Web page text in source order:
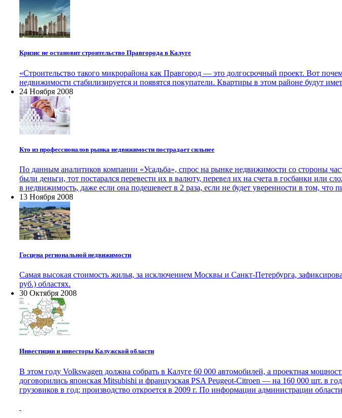
Кризис не остановит строительство Правгорода в Калуге
«Строительство такого микрорайона как Правгород — это долгосрочный проект. Вот
недвижимости стабилизируется и появятся покупатели. Квартиры в этом районе будут
24 Ноября 2008
Кто из профессионалов рынка недвижимости пострадает сильнее
По данным аналитиков компании «Усадьба», спрос на рынке недвижимости со стороны
были деньги, тот постарался перевести их в валюту, перевел их на счета в госбанки или
в недвижимость, даже если она подешевеет в 2 раза, если не будет уверенности в том, что
13 Ноября 2008
Госцена региональной недвижимости
Самая высокая стоимость жилья, за исключением Москвы и Санкт-Петербурга,
руб.) областях.
30 Октября 2008
Инвестиции и инвесторы Калужской области
В этом году Volkswagen должна собрать в Калуге 60 000 автомобилей, а проектная
договорились японская Mitsubishi и французская PSA Peugeot-Citroen — на 160 000 шт. в
грузовиков в год; производство откроется в 2009 г. По информации администрации